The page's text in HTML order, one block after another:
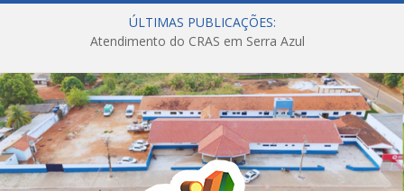
ÚLTIMAS PUBLICAÇÕES:
Atendimento do CRAS em Serra Azul